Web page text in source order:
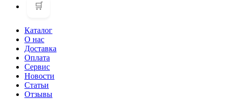
🛒
Каталог
О нас
Доставка
Оплата
Сервис
Новости
Статьи
Отзывы